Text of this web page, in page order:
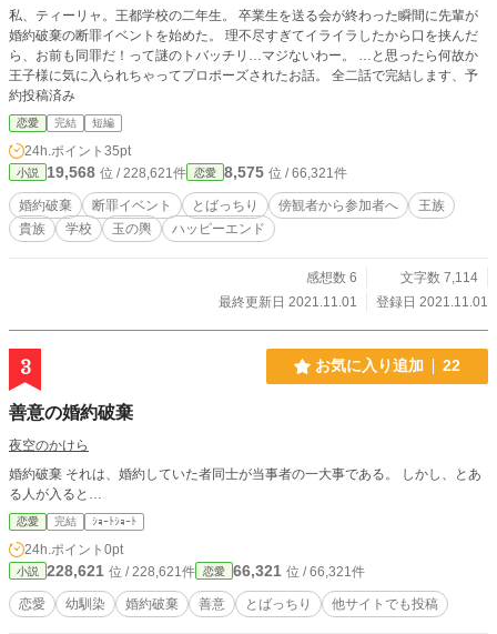
私、ティーリャ。王都学校の二年生。 卒業生を送る会が終わった瞬間に先輩が
婚約破棄の断罪イベントを始めた。 理不尽すぎてイライラしたから口を挟んだ
ら、お前も同罪だ！って謎のトバッチリ…マジないわー。 …と思ったら何故か
王子様に気に入られちゃってプロポーズされたお話。 全二話で完結します、予
約投稿済み
恋愛 完結 短編
24h.ポイント 35pt
小説 19,568 位 / 228,621件 恋愛 8,575 位 / 66,321件
婚約破棄 断罪イベント とばっちり 傍観者から参加者へ
王族
貴族
学校 玉の輿 ハッピーエンド
感想数 6
文字数 7,114
最終更新日 2021.11.01
登録日 2021.11.01
3 お気に入り追加 22
善意の婚約破棄
夜空のかけら
婚約破棄 それは、婚約していた者同士が当事者の一大事である。 しかし、とあ
る人が入ると…
恋愛 完結 ｼｮｰﾄｼｮｰﾄ
24h.ポイント 0pt
小説 228,621 位 / 228,621件 恋愛 66,321 位 / 66,321件
恋愛 幼馴染 婚約破棄 善意 とばっちり 他サイトでも投稿